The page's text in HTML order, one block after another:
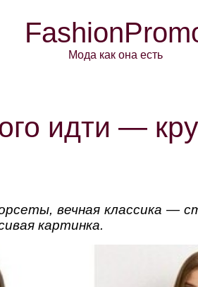
Мода как она есть
идти —
вечная классика —
картинка.